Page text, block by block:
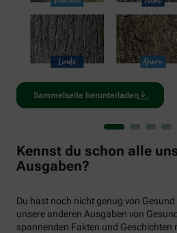
Sammelseite herunterladen
Kennst du schon alle
Ausgaben?
Du hast noch nicht genug von
unsere anderen Ausgaben von
spannenden Fakten und Geschichten